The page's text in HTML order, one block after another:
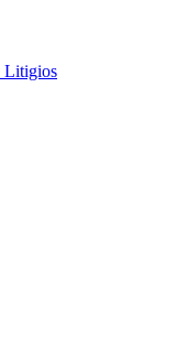
Litigios